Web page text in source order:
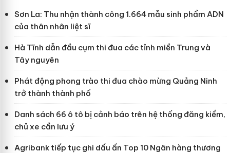
Sơn La: Thu nhận thành công 1.664 mẫu sinh phẩm ADN
của thân nhân liệt sĩ
Hà Tĩnh dẫn đầu cụm thi đua các tỉnh miền Trung và
Tây nguyên
Phát động phong trào thi đua chào mừng Quảng Ninh
trở thành thành phố
Danh sách 66 ô tô bị cảnh báo trên hệ thống đăng kiểm,
chủ xe cần lưu ý
Agribank tiếp tục ghi dấu ấn Top 10 Ngân hàng thương